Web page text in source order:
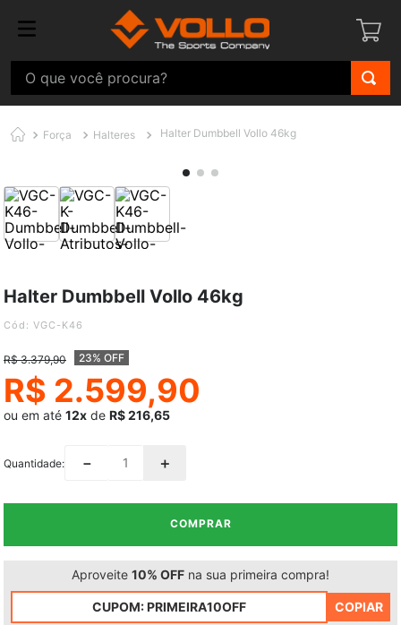
O que você procura?
Força Halteres Halter Dumbbell Vollo 46kg
Halter Dumbbell Vollo 46kg
: VGC-K46
R$ 3.379,90 23% OFF
R$ 2.599,90
ou em até 12x de R$ 216,65
Quantidade ＋
－
COMPRAR
Aproveite 10% OFF na sua primeira compra!
CUPOM:PRIMEIRA10OFF COPIAR